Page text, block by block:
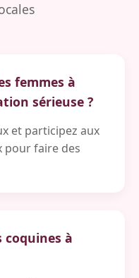
femmes à
sérieuse ?
et participez aux
pour faire des
coquines à